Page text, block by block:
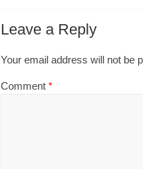
Leave a Reply
Your email address will not be
Comment *